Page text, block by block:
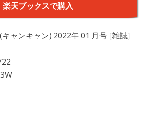
楽天ブックスで購入
キャンキャン) 2022年 01 月号 [雑誌]